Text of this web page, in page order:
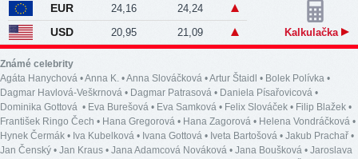
EUR 24,16 24,24
USD 20,95 21,09 Kalkulačka
Známé celebrity
Agáta Hanychová •Anna K. •Anna Slováčková •Artur Štaidl • Bolek Polívka •
Dagmar Havlová-Veškrnová • Dagmar Patrasová • Daniela Písařovicová •
Dominika Gottová • Eva Burešová • Eva Samková • Felix Slováček • Filip Blažek •
František Ringo Čech • Hana Gregorová • Hana Zagorová • Helena Vondráčková •
Hynek Čermák • Iva Kubelková • Ivana Gottová • Iveta Bartošová • Jakub Prachař •
Jan Čenský • Jan Kraus • Jana Adamcová Nováková • Jana Boušková • Jaroslava